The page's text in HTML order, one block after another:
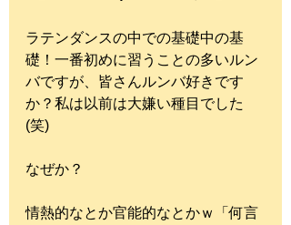
ラテンダンスの中での基礎中の基
礎！一番初めに習うことの多いルン
バですが、皆さんルンバ好きです
か？私は以前は大嫌い種目でした
(笑)
なぜか？
情熱的なとか官能的なとかｗ「何言